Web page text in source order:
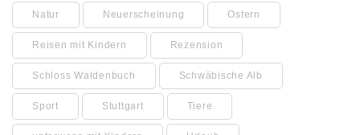
Natur Neuerscheinung Ostern
Reisen mit Kindern Rezension
Schloss Waldenbuch Schwäbische Alb
Sport Stuttgart Tiere